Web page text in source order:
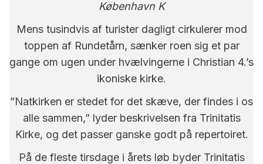
København K
Mens tusindvis af turister dagligt cirkulerer mod
toppen af Rundetårn, sænker roen sig et par
gange om ugen under hvælvingerne i Christian 4.’s
ikoniske kirke.
”Natkirken er stedet for det skæve, der findes i os
alle sammen,” lyder beskrivelsen fra Trinitatis
Kirke, og det passer ganske godt på repertoiret.
På de fleste tirsdage i årets løb byder Trinitatis